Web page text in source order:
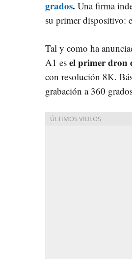
grados. Una firma
su primer dispositivo:
Tal y como ha
A1 es el primer dron
con resolución 8K.
grabación a 360